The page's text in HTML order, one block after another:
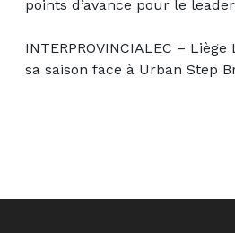
points d’avance pour le
INTERPROVINCIALEC –
sa saison face à Urban Step